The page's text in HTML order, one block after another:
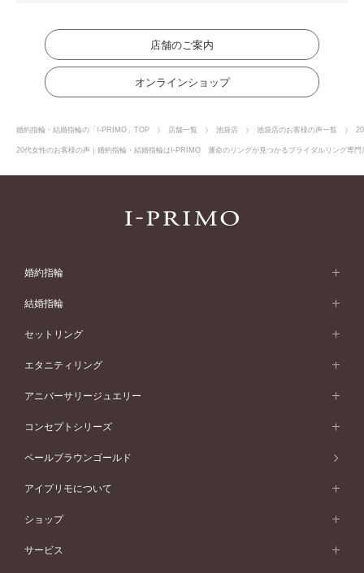
店舗のご案内
オンラインショップ
婚約指輪・結婚指輪の「I-PRIMO」TOP 店舗一覧 池袋店 池袋店のお客様の声一覧
20代女性のお客様の声｜婚約指輪・結婚指輪はI-PRIMO 運命のリングが見つかるブライダルリング専
婚約指輪
婚約指輪 (エンゲージリング)
婚約指輪一覧
ピンクゴールド
ペールブラウンゴールド
ウェーブライン
V字ライン
ワンサイドメレ
ダブルサイドメレ
シンプル
フェミニン
モード
50万円台～
40万円台～
30万円台～
婚約指輪 人気ランキング
婚約ネックレス
結婚指輪
結婚指輪 (マリッジリング)
結婚指輪一覧
ピンクゴールド
ペールブラウンゴールド
ウェーブライン
V字ライン
ワンメレ
セベラルメレ
シンプル
フェミニン
モード
50万円～
40万円～50万円
セットリング
セットリング
セットリング一覧
ピンクゴールド
ペールブラウンゴールド
エタニティリング
エタニティリング
エタニティリング一覧
ピンクゴールド
ペールブラウンゴールド
アニバーサリージュエリー
アニバーサリージュエリー
アニバーサリージュエリー一覧
ファッションリング
ブレスレット
コンセプトシリーズ
コンセプトシリーズ
オリジンビリーフ
エトワル
ペールブラウンゴールド
アイプリモについて
アイプリモについて
パーソナルハンド診断
ショップ
店舗一覧
サービス